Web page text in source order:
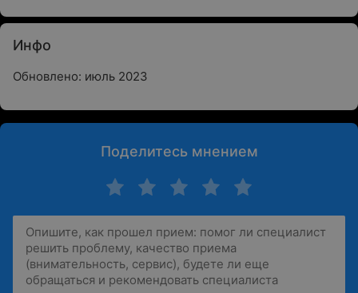
Инфо
Обновлено: июль 2023
Поделитесь мнением